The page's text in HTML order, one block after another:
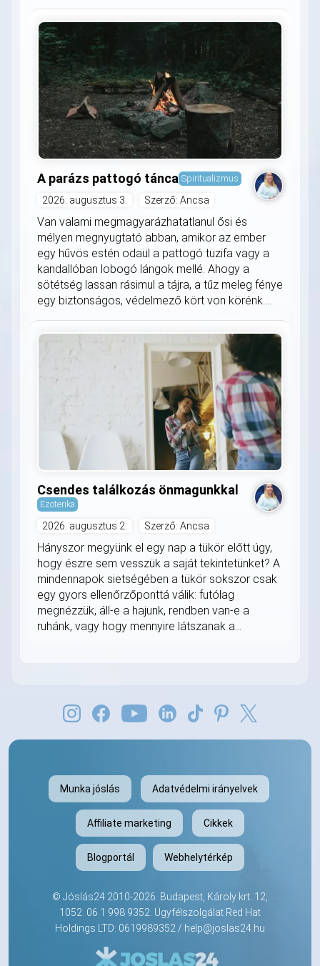
A parázs pattogó tánca Spiritualizmus
2026. augusztus 3. Szerző: Ancsa
Van valami megmagyarázhatatlanul ősi és
mélyen megnyugtató abban, amikor az ember
egy hűvös estén odaül a pattogó tüzifa vagy a
kandallóban lobogó lángok mellé. Ahogy a
sötétség lassan rásimul a tájra, a tűz meleg fénye
egy biztonságos, védelmező kört von körénk....
Csendes találkozás önmagunkkal
Ezoterika
2026. augusztus 2. Szerző: Ancsa
Hányszor megyünk el egy nap a tükör előtt úgy,
hogy észre sem vesszük a saját tekintetünket? A
mindennapok sietségében a tükör sokszor csak
egy gyors ellenőrzőponttá válik: futólag
megnézzük, áll-e a hajunk, rendben van-e a
ruhánk, vagy hogy mennyire látszanak a...
Munka jóslás Adatvédelmi irányelvek
Affiliate marketing Cikkek
Blogportál Webhelytérkép
© Jóslás24 2010-2026. Budapest, Károly krt. 12,
1052. 06 1 998 9352. Ügyfélszolgálat Red Hat
Holdings LTD: 0619989352 / help@joslas24.hu